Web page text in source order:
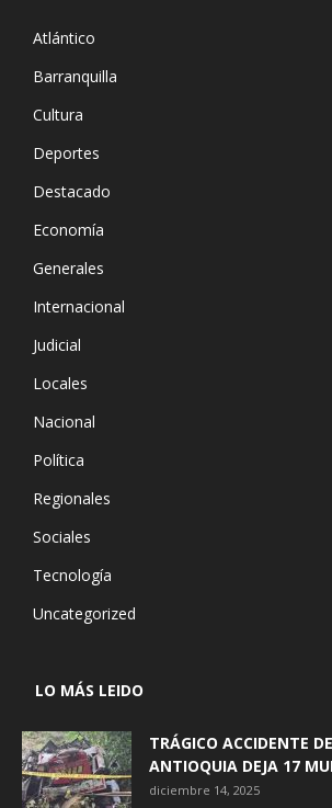
Atlántico
Barranquilla
Cultura
Deportes
Destacado
Economía
Generales
Internacional
Judicial
Locales
Nacional
Política
Regionales
Sociales
Tecnología
Uncategorized
LO MÁS LEIDO
TRÁGICO ACCIDENTE
ANTIOQUIA DEJA 17
diciembre 14, 2025